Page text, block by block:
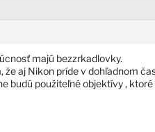
majú bezzrkadlovky.
že aj Nikon príde v dohľadnom
budú použiteľné objektívy ,